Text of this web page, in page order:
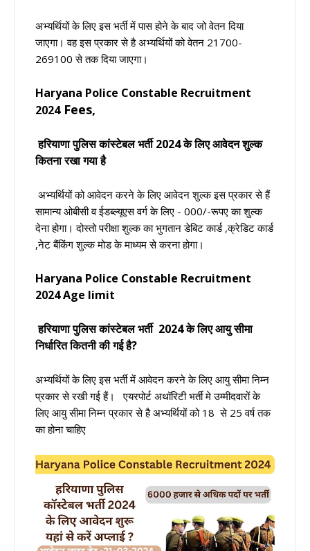
अभ्यर्थियों के लिए इस भर्ती में पास होने के बाद जो वेतन दिया
जाएगा। वह इस प्रकार से है अभ्यर्थियों को वेतन 21700-
269100 से तक दिया जाएगा।
Haryana Police Constable Recruitment
2024Fees,
हरियाणा पुलिस कांस्टेबल भर्ती 2024 के लिए आवेदन शुल्क
कितना रखा गया है
अभ्यर्थियों को आवेदन करने के लिए आवेदन शुल्क इस प्रकार से हैं
सामान्य ओबीसी व ईडब्ल्यूएस वर्ग के लिए - 000/-रूपए का शुल्क
देना होगा। दोस्तो परीक्षा शुल्क का भुगतान डेबिट कार्ड ,क्रेडिट कार्ड
,नेट बैंकिंग शुल्क मोड के माध्यम से करना होगा।
Haryana Police Constable Recruitment
2024 Age Iimit
हरियाणा पुलिस कांस्टेबल भर्ती 2024 के लिए आयु सीमा
निर्धारित कितनी की गई है?
अभ्यर्थियों के लिए इस भर्ती में आवेदन करने के लिए आयु सीमा निम्न
प्रकार से रखी गई हैं। एयरपोर्ट अथॉरिटी भर्ती मे उम्मीदवारों के
लिए आयु सीमा निम्न प्रकार से है अभ्यर्थियों को 18 से 25 वर्ष तक
का होना चाहिए